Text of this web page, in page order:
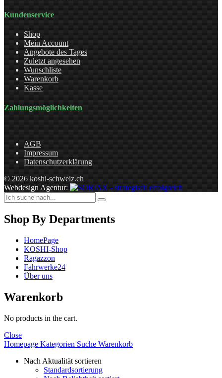
Kundenservice
Shop
Mein Account
Angebote des Tages
Zuletzt angesehen
Wunschliste
Warenkorb
Kasse
Zahlungsmöglichkeiten
AGB
Impressum
Datenschutzerklärung
© 2026 koshi-schweiz.ch
Webdesign Agentur:
Shop By Departments
HomePage
KOSHI-Shop
Ragazzon
Fahrwerke24
Über uns
Warenkorb
No products in the cart.
Close
Homepage Kategorien Suche Warenkorb
Nach Aktualität sortieren
Standardsortierung